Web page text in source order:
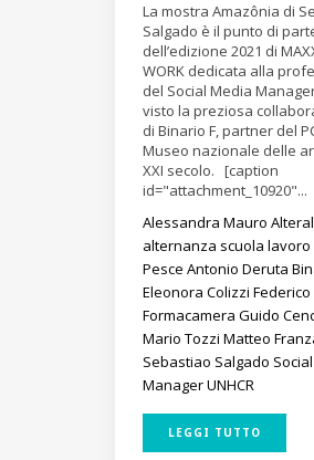
La mostra Amazônia di
Salgado è il punto di
dell’edizione 2021 di
WORK dedicata alla
del Social Media
visto la preziosa
di Binario F, partner del
Museo nazionale delle
XXI secolo. [caption
id="attachment_10920"...
Alessandra Mauro
alternanza scuola lavoro
Pesce Antonio Deruta
Eleonora Colizzi Federico
Formacamera Guido
Mario Tozzi Matteo
Sebastiao Salgado
ManagerUNHCR
LEGGI TUTTO